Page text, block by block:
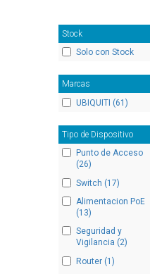
Stock
Solo con Stock
Marcas
UBIQUITI (61)
Tipo de Dispositivo
Punto de Acceso
(26)
Switch (17)
Alimentacion PoE
(13)
Seguridad y
Vigilancia (2)
Router (1)